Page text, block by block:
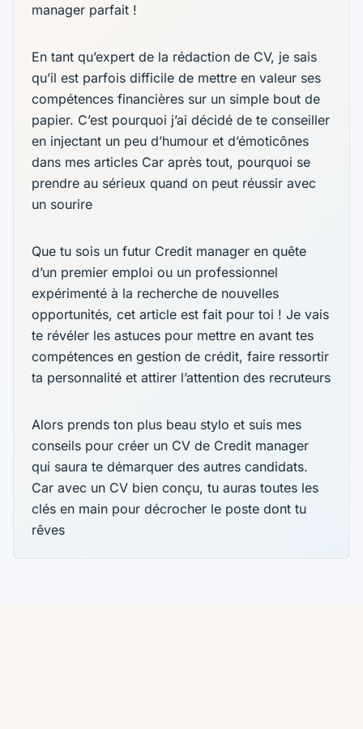
manager parfait !
En tant qu’expert de la rédaction de CV, je sais
qu’il est parfois difficile de mettre en valeur ses
compétences financières sur un simple bout de
papier. C’est pourquoi j’ai décidé de te conseiller
en injectant un peu d’humour et d’émoticônes
dans mes articles Car après tout, pourquoi se
prendre au sérieux quand on peut réussir avec
un sourire
Que tu sois un futur Credit manager en quête
d’un premier emploi ou un professionnel
expérimenté à la recherche de nouvelles
opportunités, cet article est fait pour toi ! Je vais
te révéler les astuces pour mettre en avant tes
compétences en gestion de crédit, faire ressortir
ta personnalité et attirer l’attention des recruteurs
Alors prends ton plus beau stylo et suis mes
conseils pour créer un CV de Credit manager
qui saura te démarquer des autres candidats.
Car avec un CV bien conçu, tu auras toutes les
clés en main pour décrocher le poste dont tu
rêves